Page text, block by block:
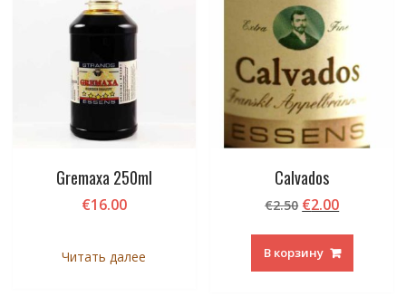
Gremaxa 250ml
€16.00
Читать далее
Calvados
€2.50
составляла
€2.50.
€2.00Текущая
В корзину